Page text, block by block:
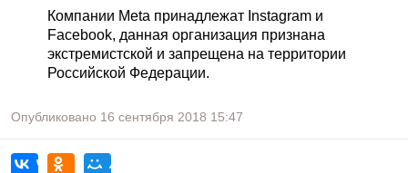
Компании Meta принадлежат Instagram и
Facebook, данная организация признана
экстремистской и запрещена на территории
Российской Федерации.
Опубликовано 16 сентября 2018 15:47